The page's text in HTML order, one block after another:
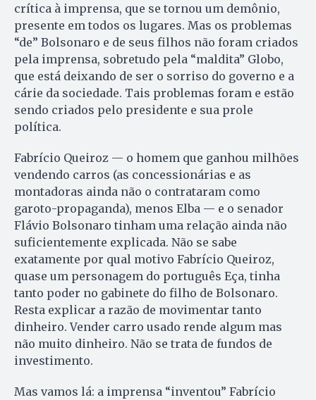
crítica à imprensa, que se tornou um demônio,
presente em todos os lugares. Mas os problemas
“de” Bolsonaro e de seus filhos não foram criados
pela imprensa, sobretudo pela “maldita” Globo,
que está deixando de ser o sorriso do governo e a
cárie da sociedade. Tais problemas foram e estão
sendo criados pelo presidente e sua prole
política.
Fabrício Queiroz — o homem que ganhou milhões
vendendo carros (as concessionárias e as
montadoras ainda não o contrataram como
garoto-propaganda), menos Elba — e o senador
Flávio Bolsonaro tinham uma relação ainda não
suficientemente explicada. Não se sabe
exatamente por qual motivo Fabrício Queiroz,
quase um personagem do português Eça, tinha
tanto poder no gabinete do filho de Bolsonaro.
Resta explicar a razão de movimentar tanto
dinheiro. Vender carro usado rende algum mas
não muito dinheiro. Não se trata de fundos de
investimento.
Mas vamos lá: a imprensa “inventou” Fabrício